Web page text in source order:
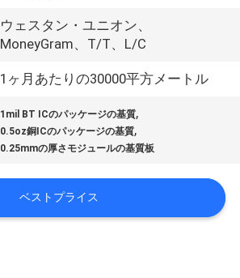
ウェスタン・ユニオン、
MoneyGram、T/T、L/C
1ヶ月あたりの30000平方メートル
1mil BT ICのパッケージの基質,
0.5oz銅ICのパッケージの基質,
0.25mmの厚さモジュールの基質板
ベストプライス